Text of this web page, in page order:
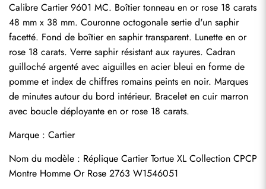
Calibre Cartier 9601 MC. Boîtier tonneau en or rose 18 carats
48 mm x 38 mm. Couronne octogonale sertie d'un saphir
facetté. Fond de boîtier en saphir transparent. Lunette en or
rose 18 carats. Verre saphir résistant aux rayures. Cadran
guilloché argenté avec aiguilles en acier bleui en forme de
pomme et index de chiffres romains peints en noir. Marques
de minutes autour du bord intérieur. Bracelet en cuir marron
avec boucle déployante en or rose 18 carats.
Marque : Cartier
Nom du modèle : Réplique Cartier Tortue XL Collection CPCP
Montre Homme Or Rose 2763 W1546051